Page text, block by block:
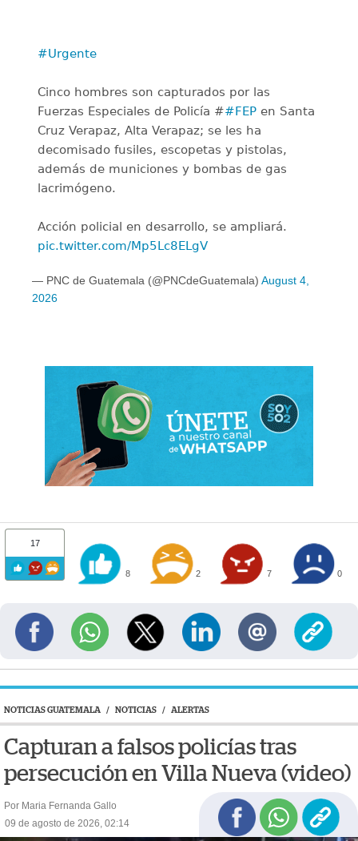
#Urgente
Cinco hombres son capturados por las
Fuerzas Especiales de Policía ##FEP en Santa
Cruz Verapaz, Alta Verapaz; se les ha
decomisado fusiles, escopetas y pistolas,
además de municiones y bombas de gas
lacrimógeno.
Acción policial en desarrollo, se ampliará.
pic.twitter.com/Mp5Lc8ELgV
— PNC de Guatemala (@PNCdeGuatemala) August 4,
2026
17
8 2 7 0
NOTICIAS GUATEMALA / NOTICIAS / ALERTAS
Capturan a falsos policías tras
persecución en Villa Nueva (video)
Por Maria Fernanda Gallo
09 de agosto de 2026, 02:14